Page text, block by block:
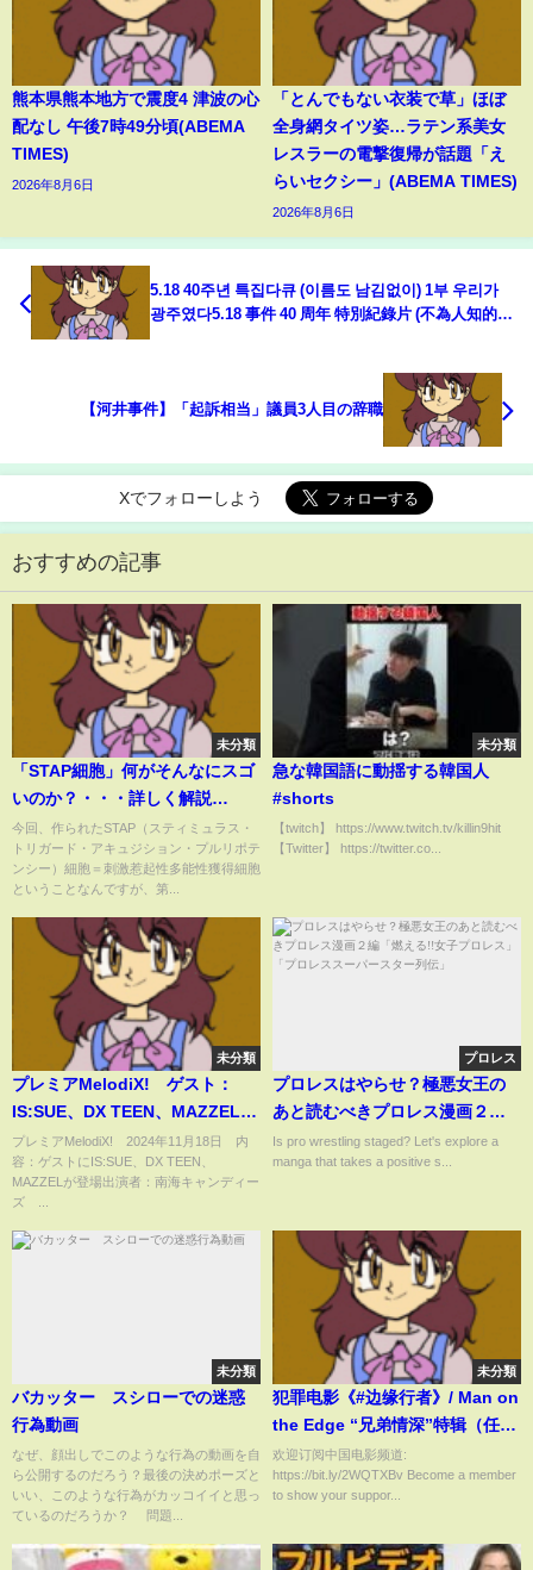
熊本県熊本地方で震度4 津波の心
配なし 午後7時49分頃(ABEMA
TIMES)
2026年8月6日
「とんでもない衣装で草」ほぼ
全身網タイツ姿…ラテン系美女
レスラーの電撃復帰が話題「え
らいセクシー」(ABEMA TIMES)
2026年8月6日
5.18 40주년 특집다큐 (이름도 남김없이) 1부 우리가
광주였다5.18 事件 40 周年 特別紀錄片 (不為人知的無
【河井事件】「起訴相当」議員3人目の辞職
Xでフォローしよう
おすすめの記事
未分類
「STAP細胞」何がそんなにスゴ
いのか？・・・詳しく解説
(14/01/30)
今回、作られたSTAP（スティミュラス・
トリガード・アキュジション・プルリポテ
ンシー）細胞＝刺激惹起性多能性獲得細胞
ということなんですが、第...
未分類
急な韓国語に動揺する韓国人
#shorts
【twitch】 https://www.twitch.tv/killin9hit
【Twitter】 https://twitter.co...
未分類
プレミアMelodiX! ゲスト：
IS:SUE、DX TEEN、MAZZEL
11月18日
プレミアMelodiX! 2024年11月18日 内
容：ゲストにIS:SUE、DX TEEN、
MAZZELが登場出演者：南海キャンディー
ズ ...
プロレス
プロレスはやらせ？極悪女王の
あと読むべきプロレス漫画２編
「燃える!!女子プロレス」「プロ
レススーパースター列伝」
Is pro wrestling staged? Let's explore a
manga that takes a positive s...
未分類
バカッター スシローでの迷惑
行為動画
なぜ、顔出しでこのような行為の動画を自
ら公開するのだろう？最後の決めポーズと
いい、このような行為がカッコイイと思っ
ているのだろうか？ 問題...
未分類
犯罪电影《#边缘行者》/ Man on
the Edge “兄弟情深”特辑（任贤
齐 / 任达华 / 方中信）【预告片先
知 | Official Movie Trailer】
欢迎订阅中国电影频道:
https://bit.ly/2WQTXBv Become a member
to show your suppor...